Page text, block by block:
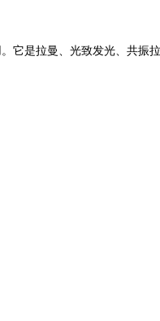
是拉曼、光致发光、共振